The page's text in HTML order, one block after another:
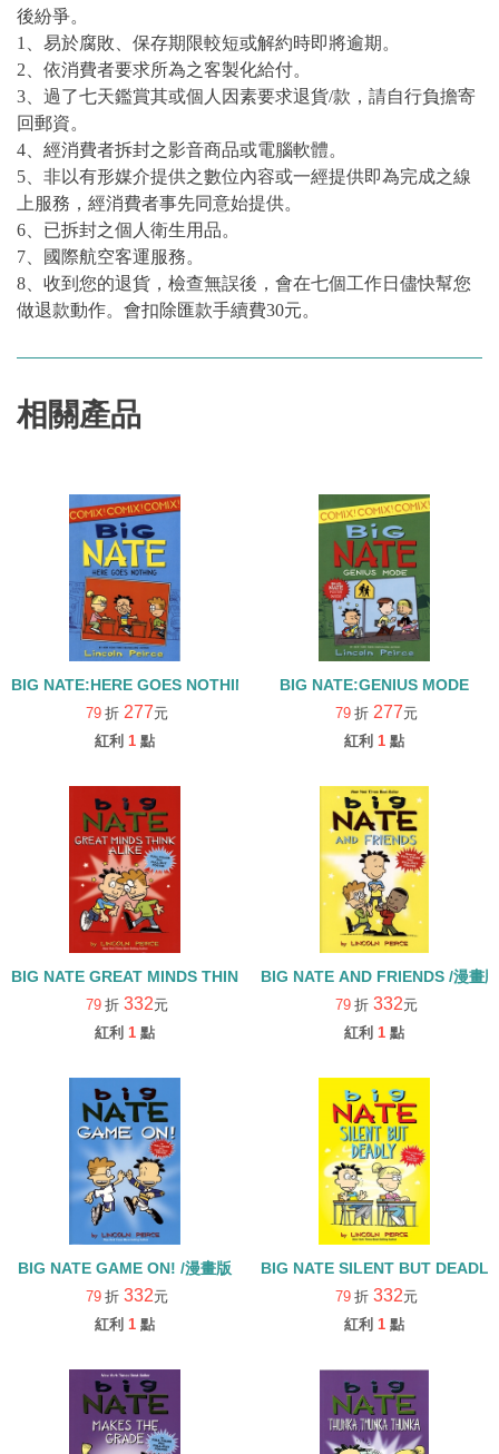
後紛爭。
1、易於腐敗、保存期限較短或解約時即將逾期。
2、依消費者要求所為之客製化給付。
3、過了七天鑑賞其或個人因素要求退貨/款，請自行負擔寄
回郵資。
4、經消費者拆封之影音商品或電腦軟體。
5、非以有形媒介提供之數位內容或一經提供即為完成之線
上服務，經消費者事先同意始提供。
6、已拆封之個人衛生用品。
7、國際航空客運服務。
8、收到您的退貨，檢查無誤後，會在七個工作日儘快幫您
做退款動作。會扣除匯款手續費30元。
相關產品
BIG NATE:HERE GOES NOTHING
79 折 277元
紅利 1 點
BIG NATE:GENIUS MODE
79 折 277元
紅利 1 點
BIG NATE GREAT MINDS THINK ALIKE /漫畫版
79 折 332元
紅利 1 點
BIG NATE AND FRIENDS /漫畫版
79 折 332元
紅利 1 點
BIG NATE GAME ON! /漫畫版
79 折 332元
紅利 1 點
BIG NATE SILENT BUT DEADLY
79 折 332元
紅利 1 點